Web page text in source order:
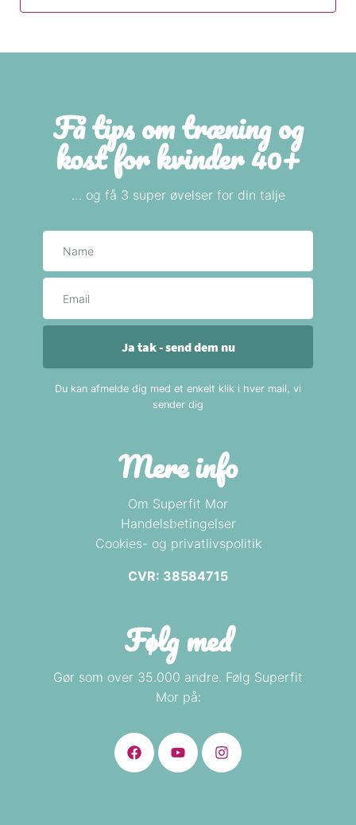
Mere info
Om Superfit Mor
Handelsbetingelser
Cookies- og privatlivspolitik
CVR: 38584715
Få tips om træning og
kost for kvinder 40+
… og få 3 super øvelser for din talje
Ja tak - send dem nu
Du kan afmelde dig med et enkelt klik i hver mail, vi
sender dig
Følg med
Gør som over 35.000 andre. Følg Superfit
Mor på: